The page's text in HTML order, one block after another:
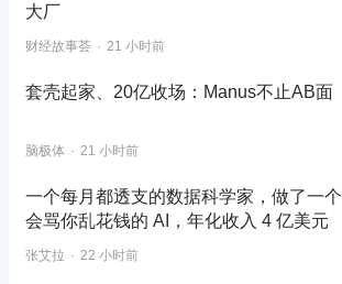
大厂
财经故事荟 21 小时前
套壳起家、20亿收场：Manus不止AB面
脑极体 21 小时前
一个每月都透支的数据科学家，做了一个
会骂你乱花钱的 AI，年化收入 4 亿美元
张艾拉 22 小时前